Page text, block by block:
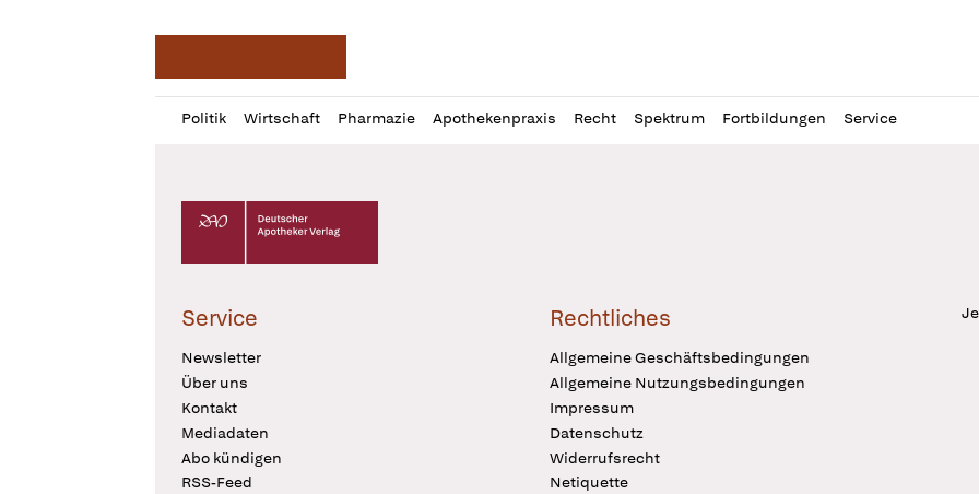
Politik Wirtschaft Pharmazie Apothekenpraxis Recht Spektrum Fortbildungen Service
Profil
öffnen
Daz
Pur
Deutscher Apotheker Verlag Logo
Service
Newsletter
Über uns
Kontakt
Mediadaten
Abo kündigen
RSS-Feed
Rechtliches
Allgemeine Geschäftsbedingungen
Allgemeine Nutzungsbedingungen
Impressum
Datenschutz
Widerrufsrecht
Netiquette